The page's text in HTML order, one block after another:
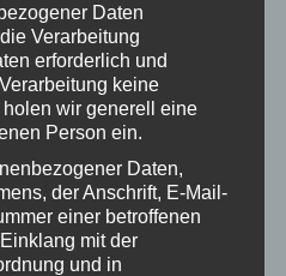
Daten
Verarbeitung
erforderlich und
keine
wir generell eine
Person ein.
Daten,
der Anschrift, E-Mail-
einer betroffenen
mit der
und in